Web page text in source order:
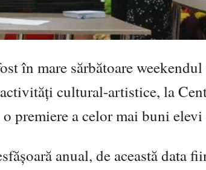
în mare sărbătoare
cultural-artistice, la
premiere a celor mai buni
anual, de această data